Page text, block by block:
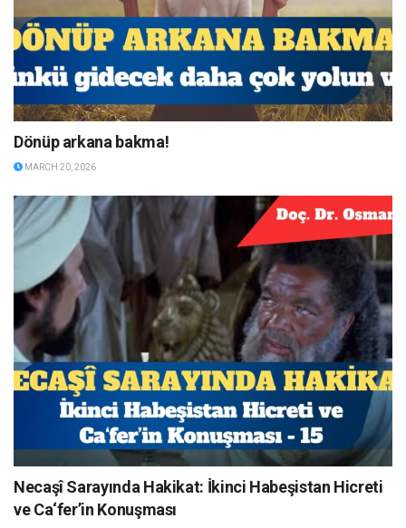
Dönüp arkana bakma!
MARCH 20, 2026
Necaşî Sarayında Hakikat: İkinci Habeşistan Hicreti
ve Ca‘fer’in Konuşması